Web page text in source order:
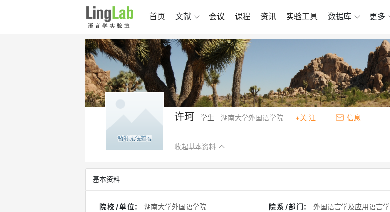
首页 文献 会议 课程 资讯 实验工具 数据库 更多
许珂 学生 湖南大学外国语学院 +关 注 信息
收起基本资料
基本资料
院校/单位： 湖南大学外国语学院 院系/部门： 外国语言学及应用语言学